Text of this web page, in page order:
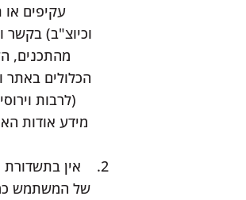
עקיפים או
וכיוצ"ב)
מהתכנים,
הכלולים
(לרבות
מידע אודות
אין
של המשתמש